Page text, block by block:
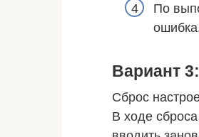
По
Вариант
Сброс
В ходе